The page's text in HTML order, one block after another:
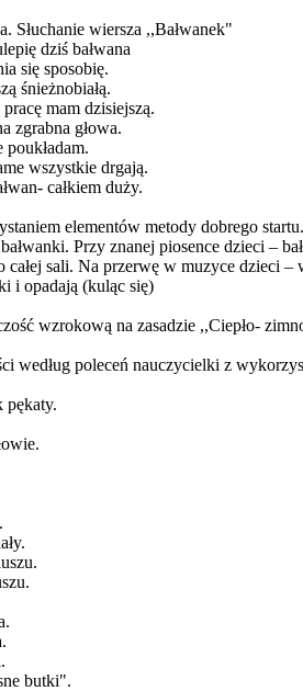
Słuchanie wiersza ,,Bałwanek"
dziś bałwana
się sposobię.
śnieżnobiałą.
mam dzisiejszą.
zgrabna głowa.
wszystkie drgają.
całkiem duży.
elementów metody dobrego startu.
Przy znanej piosence dzieci –
całej sali. Na przerwę w muzyce dzieci –
i opadają (kuląc się)
wzrokową na zasadzie ,,Ciepło-
według poleceń nauczycielki z
pękaty.
butki".